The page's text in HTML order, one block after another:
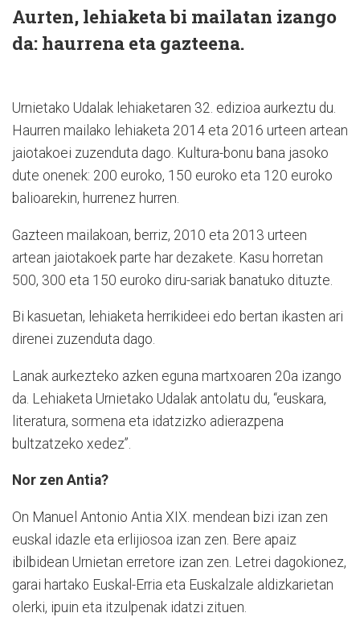
Aurten, lehiaketa bi mailatan izango
da: haurrena eta gazteena.
Urnietako Udalak lehiaketaren 32. edizioa aurkeztu du.
Haurren mailako lehiaketa 2014 eta 2016 urteen artean
jaiotakoei zuzenduta dago. Kultura-bonu bana jasoko
dute onenek: 200 euroko, 150 euroko eta 120 euroko
balioarekin, hurrenez hurren.
Gazteen mailakoan, berriz, 2010 eta 2013 urteen
artean jaiotakoek parte har dezakete. Kasu horretan
500, 300 eta 150 euroko diru-sariak banatuko dituzte.
Bi kasuetan, lehiaketa herrikideei edo bertan ikasten ari
direnei zuzenduta dago.
Lanak aurkezteko azken eguna martxoaren 20a izango
da. Lehiaketa Urnietako Udalak antolatu du, “euskara,
literatura, sormena eta idatzizko adierazpena
bultzatzeko xedez”.
Nor zen Antia?
On Manuel Antonio Antia XIX. mendean bizi izan zen
euskal idazle eta erlijiosoa izan zen. Bere apaiz
ibilbidean Urnietan erretore izan zen. Letrei dagokionez,
garai hartako Euskal-Erria eta Euskalzale aldizkarietan
olerki, ipuin eta itzulpenak idatzi zituen.